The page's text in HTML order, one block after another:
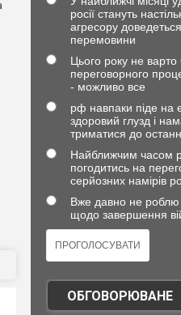
росії стануть
агресору
перемовини
Цього року не
переговорного
- можливо все
рф навпаки піде на
здоровий глузд і
триматися до
Найближчим часом
погодитись на
серйозних намірів
Вже давно не роблю
щодо завершення
ОБГОВОРЮВАНЕ